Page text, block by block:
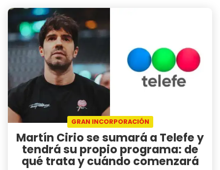
GRAN INCORPORACIÓN
Martín Cirio se sumará a Telefe y
tendrá su propio programa: de
qué trata y cuándo comenzará